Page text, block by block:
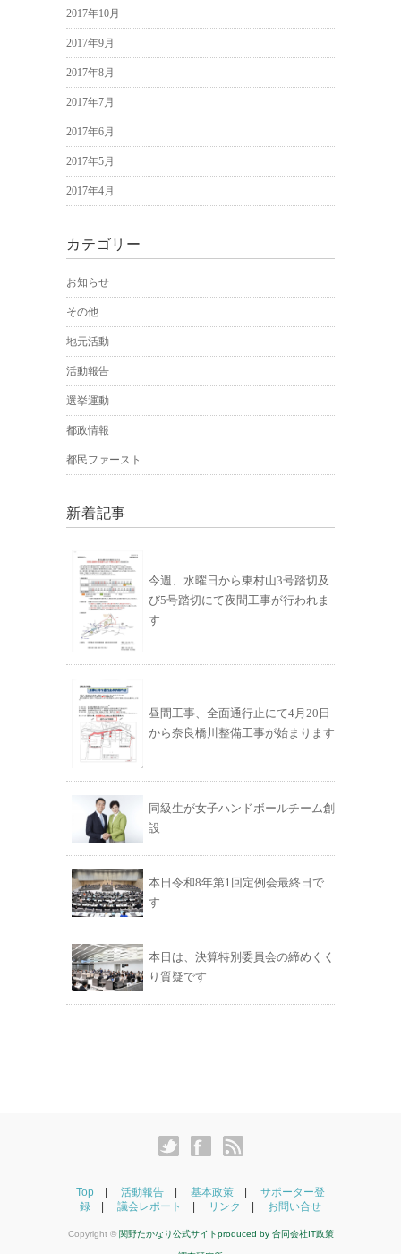
2017年10月
2017年9月
2017年8月
2017年7月
2017年6月
2017年5月
2017年4月
カテゴリー
お知らせ
その他
地元活動
活動報告
選挙運動
都政情報
都民ファースト
新着記事
今週、水曜日から東村山3号踏切及
び5号踏切にて夜間工事が行われま
す
昼間工事、全面通行止にて4月20日
から奈良橋川整備工事が始まります
同級生が女子ハンドボールチーム創
設
本日令和8年第1回定例会最終日で
す
本日は、決算特別委員会の締めくく
り質疑です
Top 活動報告 基本政策
サポーター登
録
議会レポート リンク お問い合せ
Copyright © 関野たかなり公式サイトproduced by 合同会社IT政策